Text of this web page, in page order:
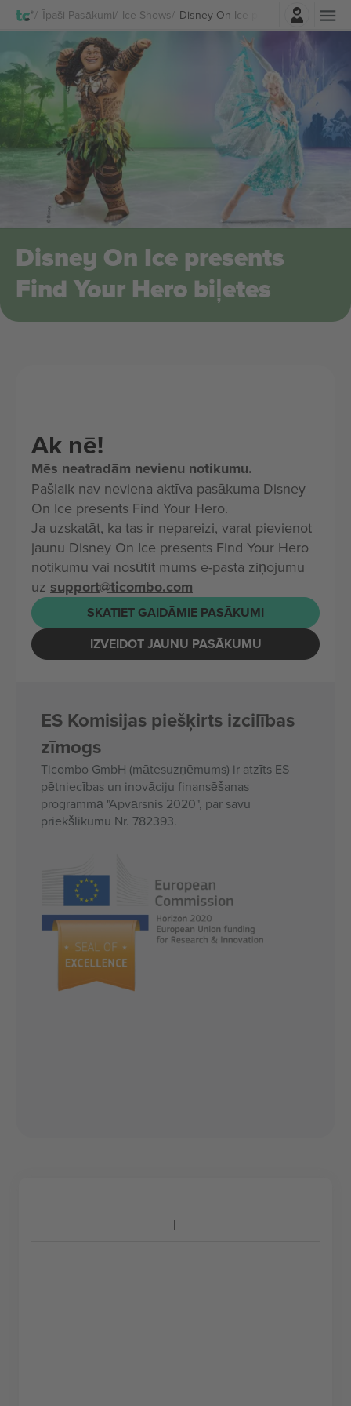
Īpaši Pasākumi Ice Shows Disney On Ice presents Find Your
Pierakstīties
Disney On Ice presents
Find Your Hero biļetes
Ak nē!
Mēs neatradām nevienu notikumu.
Pašlaik nav neviena aktīva pasākuma Disney
On Ice presents Find Your Hero.
Ja uzskatāt, ka tas ir nepareizi, varat pievienot
jaunu Disney On Ice presents Find Your Hero
notikumu vai nosūtīt mums e-pasta ziņojumu
uz support@ticombo.com
SKATIET GAIDĀMIE PASĀKUMI
IZVEIDOT JAUNU PASĀKUMU
ES Komisijas piešķirts izcilības
zīmogs
Ticombo GmbH (mātesuzņēmums) ir atzīts ES
pētniecības un inovāciju finansēšanas
programmā "Apvārsnis 2020", par savu
priekšlikumu Nr. 782393.